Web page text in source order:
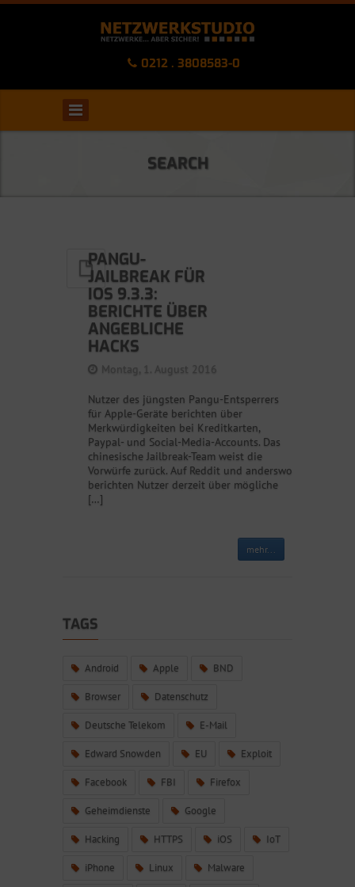
0212 . 3808583-0
SEARCH
PANGU-
JAILBREAK FÜR
IOS 9.3.3:
BERICHTE ÜBER
ANGEBLICHE
HACKS
Montag, 1. August 2016
Nutzer des jüngsten Pangu-Entsperrers
für Apple-Geräte berichten über
Merkwürdigkeiten bei Kreditkarten,
Paypal- und Social-Media-Accounts. Das
chinesische Jailbreak-Team weist die
Vorwürfe zurück. Auf Reddit und anderswo
berichten Nutzer derzeit über mögliche
[…]
mehr...
TAGS
Android Apple BND
Browser Datenschutz
Deutsche Telekom E-Mail
Edward Snowden EU Exploit
Facebook FBI Firefox
Geheimdienste Google
Hacking HTTPS iOS IoT
iPhone Linux Malware